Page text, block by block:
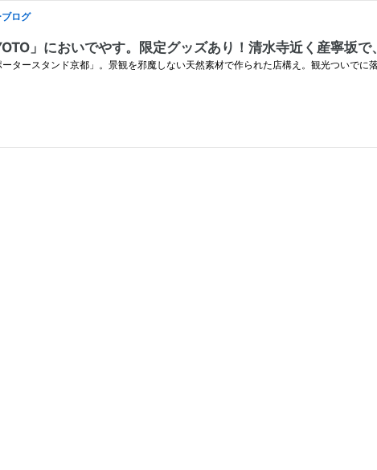
ログ
」においでやす。限定グッズあり！清水寺近く産寧坂
タースタンド京都」。景観を邪魔しない天然素材で作られた店構え。観光ついでに